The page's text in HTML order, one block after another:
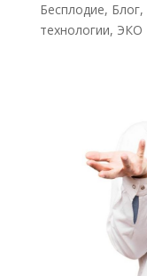
Бесплодие, Блог,
технологии, ЭКО